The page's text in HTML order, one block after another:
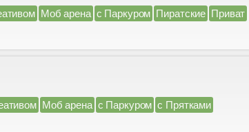
Моб арена с Паркуром Пиратские Приват
Моб арена с Паркуром с Прятками